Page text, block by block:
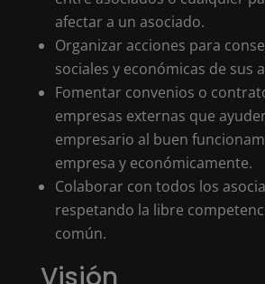
afectar a un asociado.
Organizar acciones para
sociales y económicas de sus
Fomentar convenios o
empresas externas que
empresario al buen
empresa y económicamente.
Colaborar con todos los
respetando la libre
común.